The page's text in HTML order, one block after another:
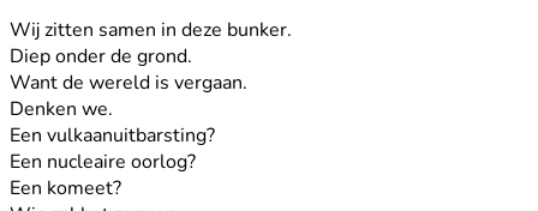
Wij zitten samen in deze bunker.
Diep onder de grond.
Want de wereld is vergaan.
Denken we.
Een vulkaanuitbarsting?
Een nucleaire oorlog?
Een komeet?